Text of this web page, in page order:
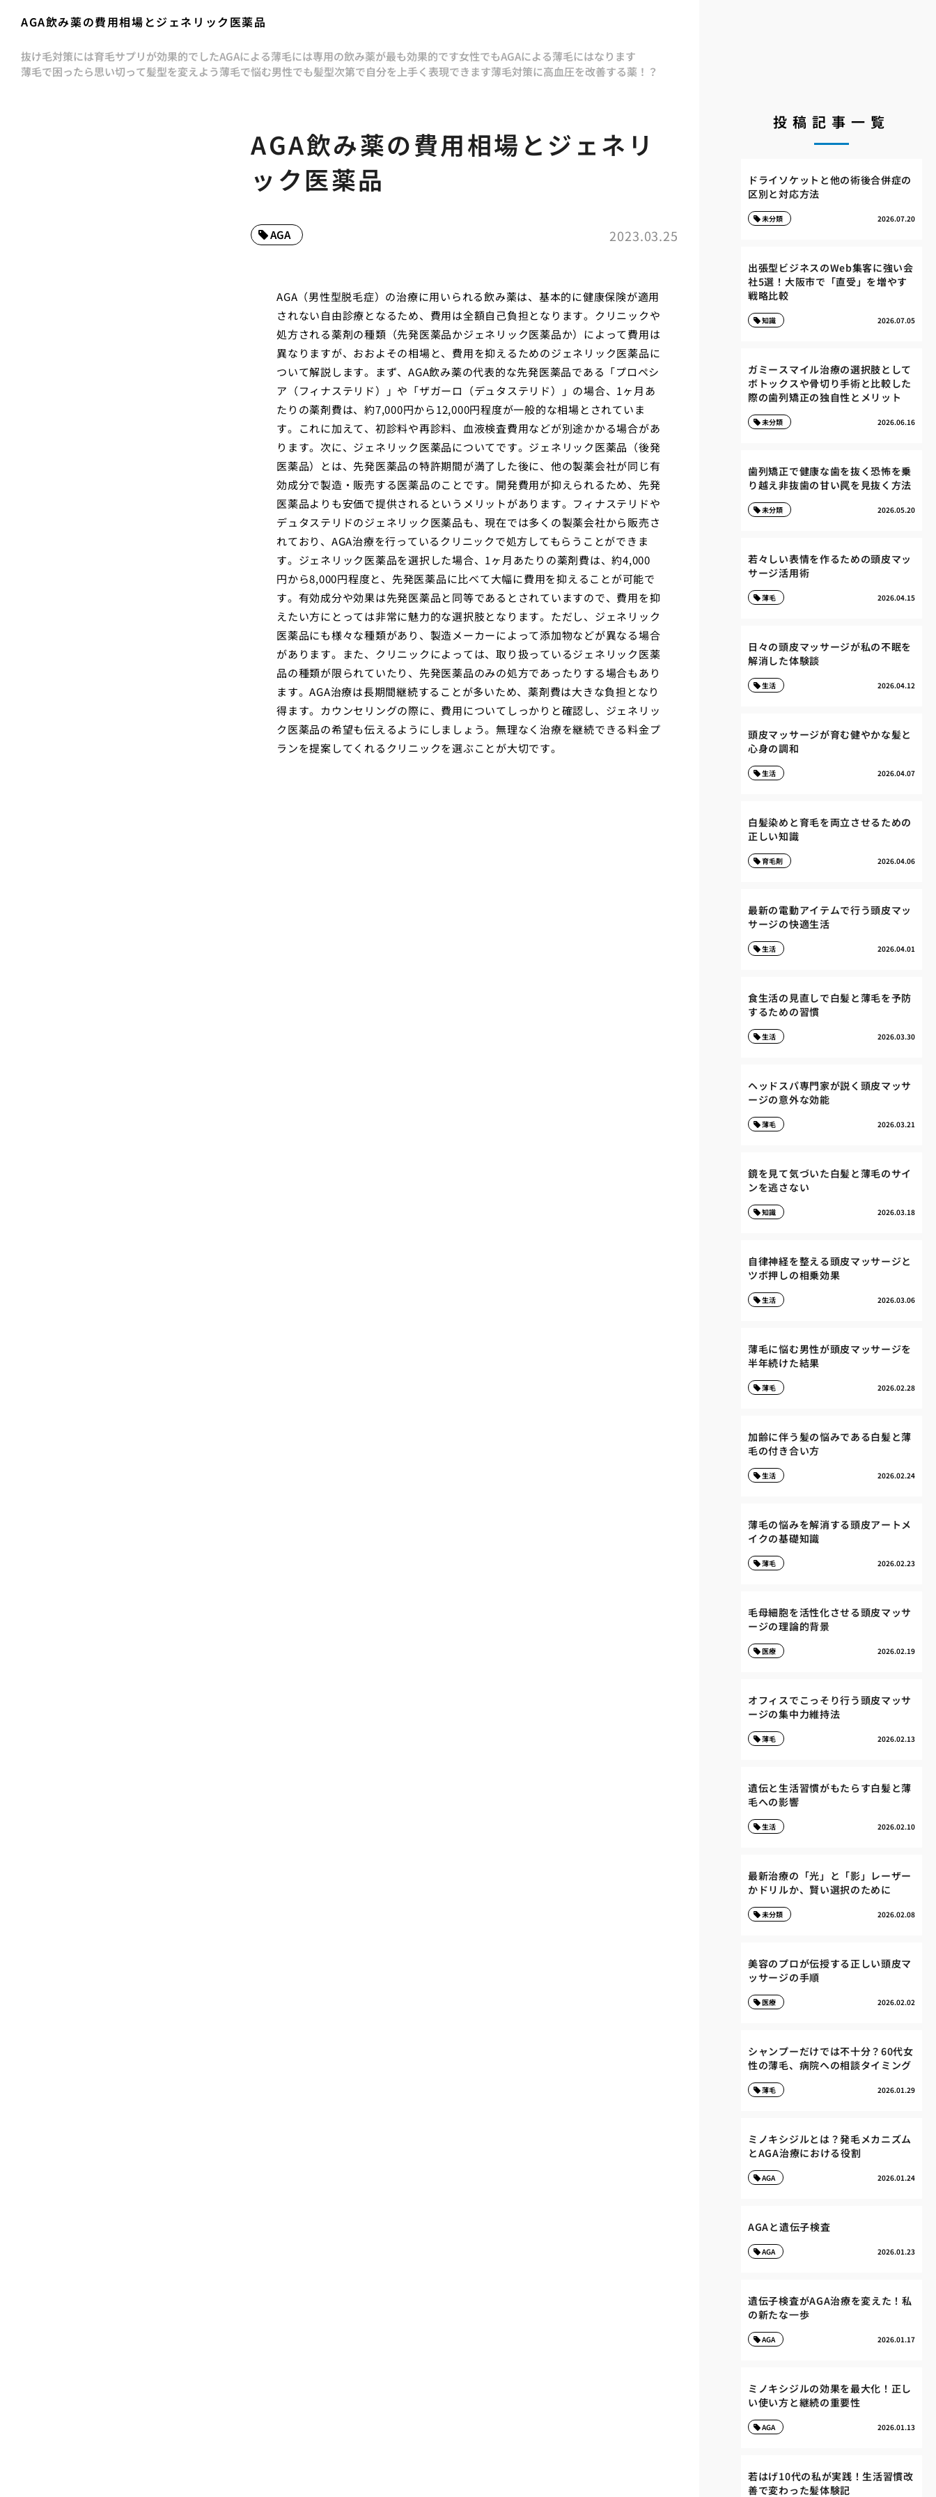
AGA飲み薬の費用相場とジェネリック医薬品
抜け毛対策には育毛サプリが効果的でしたAGAによる薄毛には専用の飲み薬が最も効果的です女性でもAGAによる薄毛にはなります
薄毛で困ったら思い切って髪型を変えよう薄毛で悩む男性でも髪型次第で自分を上手く表現できます薄毛対策に高血圧を改善する薬！？
AGA飲み薬の費用相場とジェネリ
ック医薬品
2023.03.25
AGA
AGA（男性型脱毛症）の治療に用いられる飲み薬は、基本的に健康保険が適用
されない自由診療となるため、費用は全額自己負担となります。クリニックや
処方される薬剤の種類（先発医薬品かジェネリック医薬品か）によって費用は
異なりますが、おおよその相場と、費用を抑えるためのジェネリック医薬品に
ついて解説します。まず、AGA飲み薬の代表的な先発医薬品である「プロペシ
ア（フィナステリド）」や「ザガーロ（デュタステリド）」の場合、1ヶ月あ
たりの薬剤費は、約7,000円から12,000円程度が一般的な相場とされていま
す。これに加えて、初診料や再診料、血液検査費用などが別途かかる場合があ
ります。次に、ジェネリック医薬品についてです。ジェネリック医薬品（後発
医薬品）とは、先発医薬品の特許期間が満了した後に、他の製薬会社が同じ有
効成分で製造・販売する医薬品のことです。開発費用が抑えられるため、先発
医薬品よりも安価で提供されるというメリットがあります。フィナステリドや
デュタステリドのジェネリック医薬品も、現在では多くの製薬会社から販売さ
れており、AGA治療を行っているクリニックで処方してもらうことができま
す。ジェネリック医薬品を選択した場合、1ヶ月あたりの薬剤費は、約4,000
円から8,000円程度と、先発医薬品に比べて大幅に費用を抑えることが可能で
す。有効成分や効果は先発医薬品と同等であるとされていますので、費用を抑
えたい方にとっては非常に魅力的な選択肢となります。ただし、ジェネリック
医薬品にも様々な種類があり、製造メーカーによって添加物などが異なる場合
があります。また、クリニックによっては、取り扱っているジェネリック医薬
品の種類が限られていたり、先発医薬品のみの処方であったりする場合もあり
ます。AGA治療は長期間継続することが多いため、薬剤費は大きな負担となり
得ます。カウンセリングの際に、費用についてしっかりと確認し、ジェネリッ
ク医薬品の希望も伝えるようにしましょう。無理なく治療を継続できる料金プ
ランを提案してくれるクリニックを選ぶことが大切です。
投稿記事一覧
ドライソケットと他の術後合併症の
区別と対応方法
2026.07.20
未分類
出張型ビジネスのWeb集客に強い会
社5選！大阪市で「直受」を増やす
戦略比較
2026.07.05
知識
ガミースマイル治療の選択肢として
ボトックスや骨切り手術と比較した
際の歯列矯正の独自性とメリット
2026.06.16
未分類
歯列矯正で健康な歯を抜く恐怖を乗
り越え非抜歯の甘い罠を見抜く方法
2026.05.20
未分類
若々しい表情を作るための頭皮マッ
サージ活用術
2026.04.15
薄毛
日々の頭皮マッサージが私の不眠を
解消した体験談
2026.04.12
生活
頭皮マッサージが育む健やかな髪と
心身の調和
2026.04.07
生活
白髪染めと育毛を両立させるための
正しい知識
2026.04.06
育毛剤
最新の電動アイテムで行う頭皮マッ
サージの快適生活
2026.04.01
生活
食生活の見直しで白髪と薄毛を予防
するための習慣
2026.03.30
生活
ヘッドスパ専門家が説く頭皮マッサ
ージの意外な効能
2026.03.21
薄毛
鏡を見て気づいた白髪と薄毛のサイ
ンを逃さない
2026.03.18
知識
自律神経を整える頭皮マッサージと
ツボ押しの相乗効果
2026.03.06
生活
薄毛に悩む男性が頭皮マッサージを
半年続けた結果
2026.02.28
薄毛
加齢に伴う髪の悩みである白髪と薄
毛の付き合い方
2026.02.24
生活
薄毛の悩みを解消する頭皮アートメ
イクの基礎知識
2026.02.23
薄毛
毛母細胞を活性化させる頭皮マッサ
ージの理論的背景
2026.02.19
医療
オフィスでこっそり行う頭皮マッサ
ージの集中力維持法
2026.02.13
薄毛
遺伝と生活習慣がもたらす白髪と薄
毛への影響
2026.02.10
生活
最新治療の「光」と「影」レーザー
かドリルか、賢い選択のために
2026.02.08
未分類
美容のプロが伝授する正しい頭皮マ
ッサージの手順
2026.02.02
医療
シャンプーだけでは不十分？60代女
性の薄毛、病院への相談タイミング
2026.01.29
薄毛
ミノキシジルとは？発毛メカニズム
とAGA治療における役割
2026.01.24
AGA
AGAと遺伝子検査
2026.01.23
AGA
遺伝子検査がAGA治療を変えた！私
の新たな一歩
2026.01.17
AGA
ミノキシジルの効果を最大化！正し
い使い方と継続の重要性
2026.01.13
AGA
若はげ10代の私が実践！生活習慣改
善で変わった髪体験記